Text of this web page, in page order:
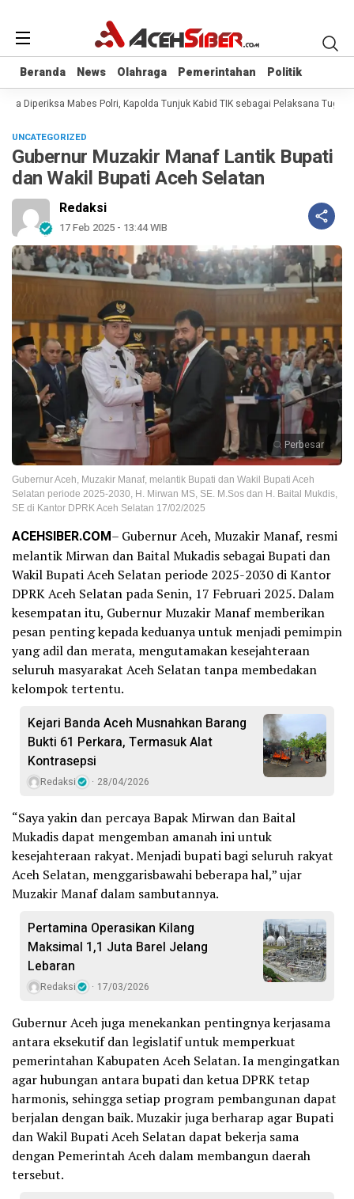
Beranda News Olahraga Pemerintahan Politik
Beranda News Olahraga Pemerintahan Politik
Diperiksa Mabes Polri, Kapolda Tunjuk Kabid TIK sebagai Pelaksana Tugas
UNCATEGORIZED
Gubernur Muzakir Manaf Lantik Bupati
dan Wakil Bupati Aceh Selatan
Redaksi
17 Feb 2025 - 13:44 WIB
Perbesar
Gubernur Aceh, Muzakir Manaf, melantik Bupati dan Wakil Bupati Aceh
Selatan periode 2025-2030, H. Mirwan MS, SE. M.Sos dan H. Baital Mukdis,
SE di Kantor DPRK Aceh Selatan 17/02/2025
ACEHSIBER.COM– Gubernur Aceh, Muzakir Manaf, resmi
melantik Mirwan dan Baital Mukadis sebagai Bupati dan
Wakil Bupati Aceh Selatan periode 2025-2030 di Kantor
DPRK Aceh Selatan pada Senin, 17 Februari 2025. Dalam
kesempatan itu, Gubernur Muzakir Manaf memberikan
pesan penting kepada keduanya untuk menjadi pemimpin
yang adil dan merata, mengutamakan kesejahteraan
seluruh masyarakat Aceh Selatan tanpa membedakan
kelompok tertentu.
Kejari Banda Aceh Musnahkan Barang
Bukti 61 Perkara, Termasuk Alat
Kontrasepsi
Redaksi 28/04/2026
“Saya yakin dan percaya Bapak Mirwan dan Baital
Mukadis dapat mengemban amanah ini untuk
kesejahteraan rakyat. Menjadi bupati bagi seluruh rakyat
Aceh Selatan, menggarisbawahi beberapa hal,” ujar
Muzakir Manaf dalam sambutannya.
Pertamina Operasikan Kilang
Maksimal 1,1 Juta Barel Jelang
Lebaran
Redaksi 17/03/2026
Gubernur Aceh juga menekankan pentingnya kerjasama
antara eksekutif dan legislatif untuk memperkuat
pemerintahan Kabupaten Aceh Selatan. Ia mengingatkan
agar hubungan antara bupati dan ketua DPRK tetap
harmonis, sehingga setiap program pembangunan dapat
berjalan dengan baik. Muzakir juga berharap agar Bupati
dan Wakil Bupati Aceh Selatan dapat bekerja sama
dengan Pemerintah Aceh dalam membangun daerah
tersebut.